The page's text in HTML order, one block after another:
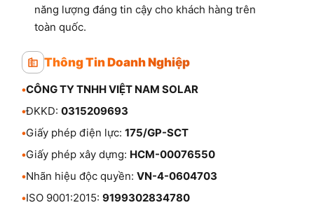
năng lượng đáng tin cậy cho khách hàng trên
toàn quốc.
Thông Tin Doanh Nghiệp
•CÔNG TY TNHH VIỆT NAM SOLAR
•ĐKKD: 0315209693
•Giấy phép điện lực: 175/GP-SCT
•Giấy phép xây dựng: HCM-00076550
•Nhãn hiệu độc quyền: VN-4-0604703
•ISO 9001:2015: 9199302834780